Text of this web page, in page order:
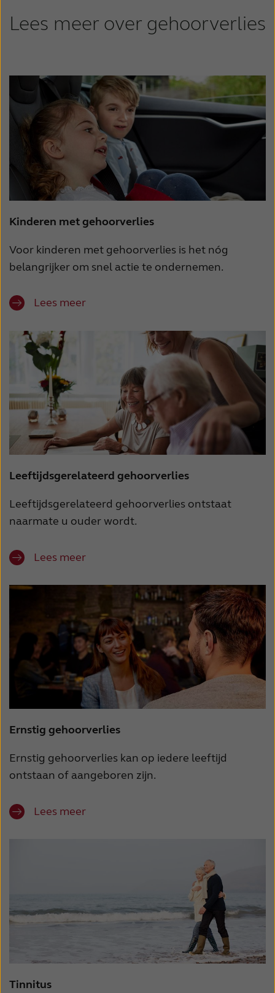
Lees meer over gehoorverlies
Kinderen met gehoorverlies
Voor kinderen met gehoorverlies is het nóg
belangrijker om snel actie te ondernemen.
Lees meer
Leeftijdsgerelateerd gehoorverlies
Leeftijdsgerelateerd gehoorverlies ontstaat
naarmate u ouder wordt.
Lees meer
Ernstig gehoorverlies
Ernstig gehoorverlies kan op iedere leeftijd
ontstaan of aangeboren zijn.
Lees meer
Tinnitus